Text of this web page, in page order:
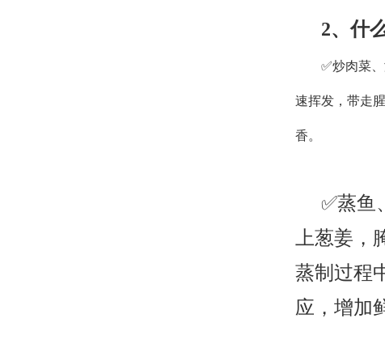
2、什
✅炒肉菜
速挥发，带走
香。
✅蒸鱼
上葱姜，
蒸制过程
应，增加